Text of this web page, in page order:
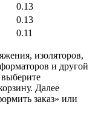
0.13
0.13
0.11
изоляторов,
и другой
Далее
заказ» или